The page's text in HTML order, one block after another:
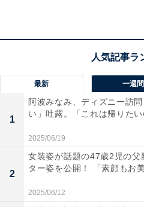
最新 一週間
1
阿波みなみ、ディズニー訪
い」吐露。「これは帰りた
2025/06/19
2
女装姿が話題の47歳2児の父
ター姿を公開！ 「素顔もお
2025/06/12